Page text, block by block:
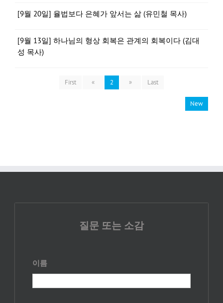
[9월 20일] 율법보다 은혜가 앞서는 삶 (유민철 목사)
[9월 13일] 하나님의 형상 회복은 관계의 회복이다 (김대
성 목사)
First « 2 » Last
New
질문 또는 소감
이름